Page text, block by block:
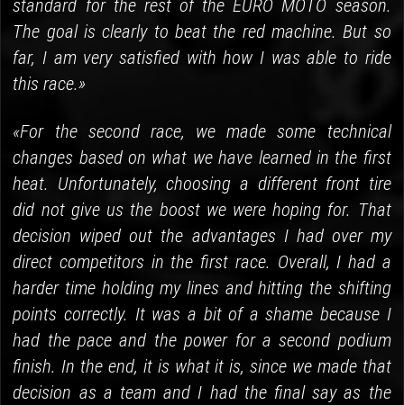
standard for the rest of the EURO MOTO season.
The goal is clearly to beat the red machine. But so
far, I am very satisfied with how I was able to ride
this race.»
«For the second race, we made some technical
changes based on what we have learned in the first
heat. Unfortunately, choosing a different front tire
did not give us the boost we were hoping for. That
decision wiped out the advantages I had over my
direct competitors in the first race. Overall, I had a
harder time holding my lines and hitting the shifting
points correctly. It was a bit of a shame because I
had the pace and the power for a second podium
finish. In the end, it is what it is, since we made that
decision as a team and I had the final say as the